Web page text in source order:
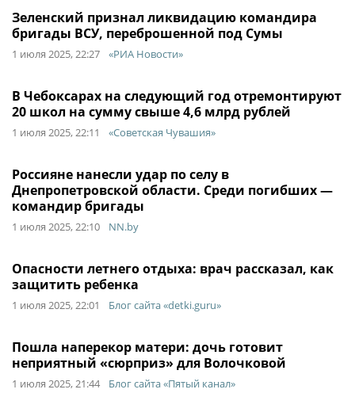
Зеленский признал ликвидацию командира
бригады ВСУ, переброшенной под Сумы
1 июля 2025, 22:27 «РИА Новости»
В Чебоксарах на следующий год отремонтируют
20 школ на сумму свыше 4,6 млрд рублей
1 июля 2025, 22:11 «Советская Чувашия»
Россияне нанесли удар по селу в
Днепропетровской области. Среди погибших —
командир бригады
1 июля 2025, 22:10 NN.by
Опасности летнего отдыха: врач рассказал, как
защитить ребенка
1 июля 2025, 22:01 Блог сайта «detki.guru»
Пошла наперекор матери: дочь готовит
неприятный «сюрприз» для Волочковой
1 июля 2025, 21:44 Блог сайта «Пятый канал»